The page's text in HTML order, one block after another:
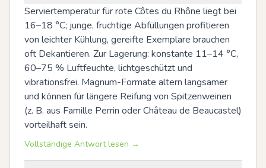
Serviertemperatur für rote Côtes du Rhône liegt bei
16–18 °C; junge, fruchtige Abfüllungen profitieren
von leichter Kühlung, gereifte Exemplare brauchen
oft Dekantieren. Zur Lagerung: konstante 11–14 °C,
60–75 % Luftfeuchte, lichtgeschützt und
vibrationsfrei. Magnum-Formate altern langsamer
und können für längere Reifung von Spitzenweinen
(z. B. aus Famille Perrin oder Château de Beaucastel)
vorteilhaft sein.
Vollständige Antwort lesen →